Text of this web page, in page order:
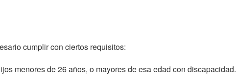
cumplir con ciertos requisitos:
menores de 26 años, o mayores de esa edad con discapacidad.